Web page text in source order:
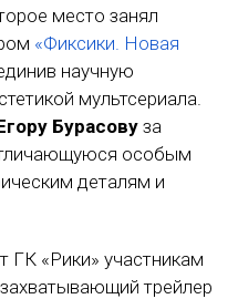
место занял
«Фиксики. Новая
научную
мультсериала.
Бурасову за
особым
деталям и
ГК «Рики» участникам
трейлер